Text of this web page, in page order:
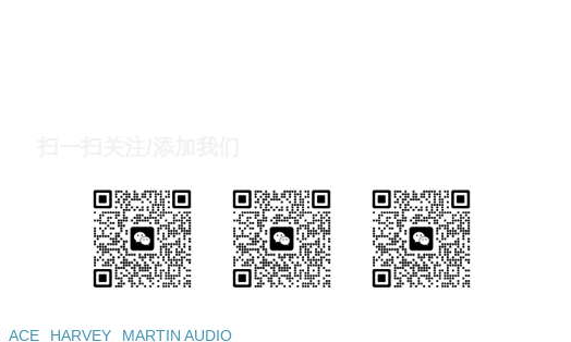
ACE HARVEY MARTIN AUDIO